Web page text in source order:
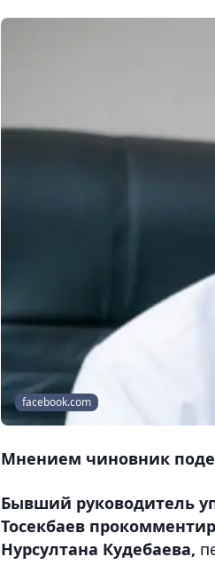
facebook.com
Мнением чиновник
Бывший руководитель
Тосекбаев
Нурсултана Кудебаева,